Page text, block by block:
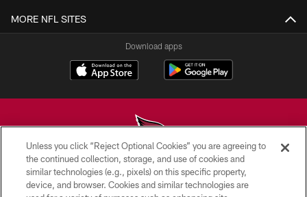
MORE NFL SITES
Download apps
© 2026 ARIZONA CARDINALS. ALL RIGHTS RESERVED.
Unless you click “Reject Optional Cookies” you are agreeing to
the continued collection, storage, and use of cookies and
similar technologies (e.g., pixels) on this specific property,
device, and browser. Cookies and similar technologies are